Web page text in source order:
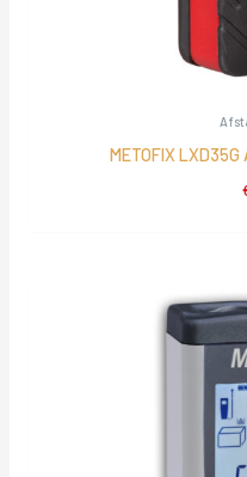
METOFIX LXD35G